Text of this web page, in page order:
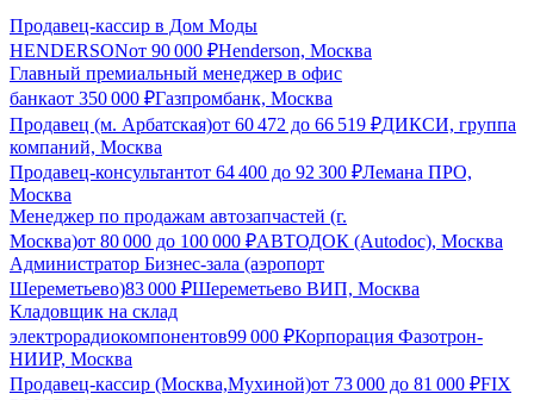
Продавец-кассир в Дом Моды
HENDERSONот 90 000 ₽Henderson, Москва
Главный премиальный менеджер в офис
банкаот 350 000 ₽Газпромбанк, Москва
Продавец (м. Арбатская)от 60 472 до 66 519 ₽ДИКСИ, группа
компаний, Москва
Продавец-консультантот 64 400 до 92 300 ₽Лемана ПРО,
Москва
Менеджер по продажам автозапчастей (г.
Москва)от 80 000 до 100 000 ₽АВТОДОК (Autodoc), Москва
Администратор Бизнес-зала (аэропорт
Шереметьево)83 000 ₽Шереметьево ВИП, Москва
Кладовщик на склад
электрорадиокомпонентов99 000 ₽Корпорация Фазотрон-
НИИР, Москва
Продавец-кассир (Москва,Мухиной)от 73 000 до 81 000 ₽FIX